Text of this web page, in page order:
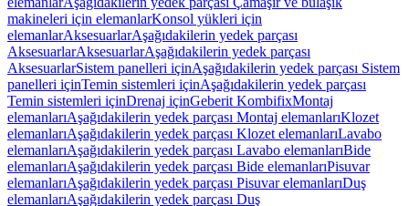
makineleri için elemanlarKonsol yükleri için
elemanlarAksesuarlarAşağıdakilerin yedek parçası
AksesuarlarAksesuarlarAşağıdakilerin yedek parçası
AksesuarlarSistem panelleri içinAşağıdakilerin yedek parçası Sistem
panelleri içinTemin sistemleri içinAşağıdakilerin yedek parçası
Temin sistemleri içinDrenaj içinGeberit KombifixMontaj
elemanlarıAşağıdakilerin yedek parçası Montaj elemanlarıKlozet
elemanlarıAşağıdakilerin yedek parçası Klozet elemanlarıLavabo
elemanlarıAşağıdakilerin yedek parçası Lavabo elemanlarıBide
elemanlarıAşağıdakilerin yedek parçası Bide elemanlarıPisuvar
elemanlarıAşağıdakilerin yedek parçası Pisuvar elemanlarıDuş
elemanlarıAşağıdakilerin yedek parçası Duş